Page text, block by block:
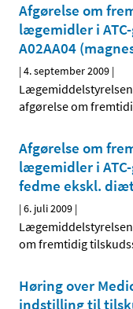
Afgørelse om
lægemidler i
A02AA04
|4. september 2009 |
afgørelse om
Afgørelse om
lægemidler i
fedme ekskl.
|6. juli 2009 |
om fremtidig
Høring over
indstilling til